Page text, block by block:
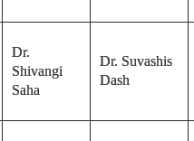
Dr.
Shivangi
Saha
Dr. Suvashis
Dash